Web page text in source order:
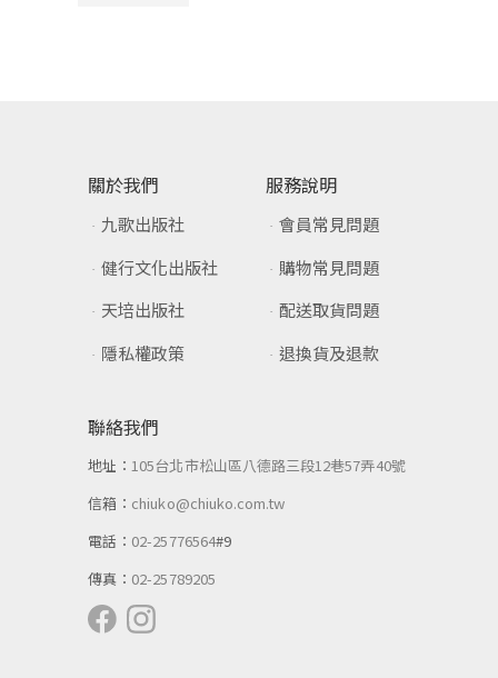
關於我們
九歌出版社
健行文化出版社
天培出版社
隱私權政策
服務說明
會員常見問題
購物常見問題
配送取貨問題
退換貨及退款
聯絡我們
地址：105台北市松山區八德路三段12巷57弄40號
信箱： chiuko@chiuko.com.tw
電話： 02-25776564#9
傳真： 02-25789205